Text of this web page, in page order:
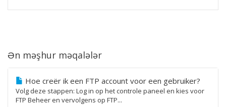
Ən məşhur məqalələr
Hoe creër ik een FTP account voor een gebruiker?
Volg deze stappen: Log in op het controle paneel en kies voor
FTP Beheer en vervolgens op FTP...